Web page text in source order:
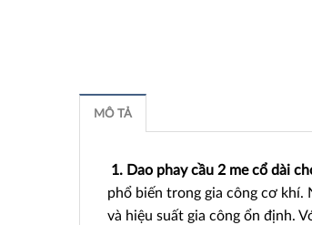
MÔ TẢ
1. Dao phay cầu 2 me cổ dài
phổ biến trong gia công cơ khí.
và hiệu suất gia công ổn định.